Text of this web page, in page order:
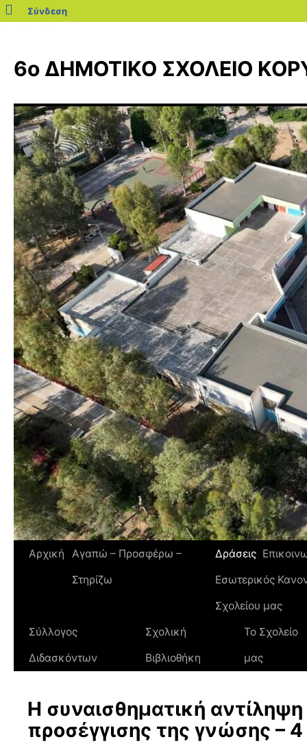
blogs.sch.gr
Σύνδεση
περιεχόμενο
6ο ΔΗΜΟΤΙΚΟ ΣΧΟΛΕΙΟ
Αρχική
Αγαπώ – Προσφέρω –
Στηρίζω
Δράσεις
Εσωτερικός
Σχολείου μας
Σύλλογος
Διδασκόντων
Σχολική
Βιβλιοθήκη
Το Σχολείο
μας
Η συναισθηματική
προσέγγισης της γνώσης – 4